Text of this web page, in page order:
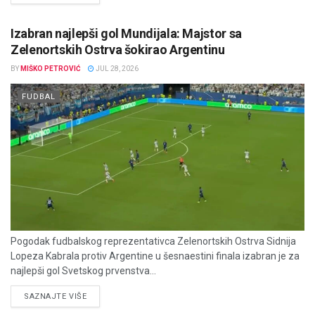
Izabran najlepši gol Mundijala: Majstor sa
Zelenortskih Ostrva šokirao Argentinu
BY MIŠKO PETROVIĆ JUL 28, 2026
FUDBAL
Pogodak fudbalskog reprezentativca Zelenortskih Ostrva Sidnija
Lopeza Kabrala protiv Argentine u šesnaestini finala izabran je za
najlepši gol Svetskog prvenstva...
SAZNAJTE VIŠEDETAILS